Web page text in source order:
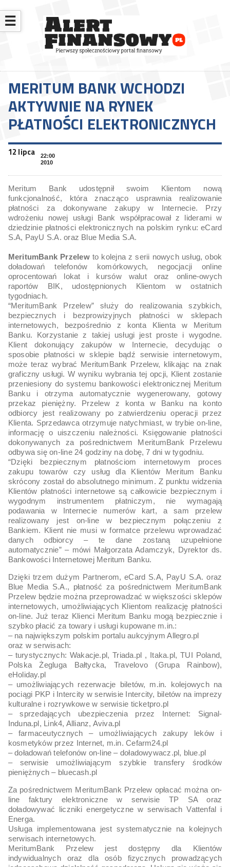
☰
MERITUM BANK WCHODZI
AKTYWNIE NA RYNEK
PŁATNOŚCI ELEKTRONICZNYCH
12 lipca
22:00
2010
Meritum Bank udostępnił swoim Klientom nową
funkcjonalność, która znacząco usprawnia realizowanie
płatności za dokonywane zakupy w Internecie. Przy
wdrożeniu nowej usługi Bank współpracował z liderami w
dziedzinie płatności elektronicznych na polskim rynku: eCard
S.A, PayU S.A. oraz Blue Media S.A.
MeritumBank Przelewto kolejna z serii nowych usług, obok
doładowań telefonów komórkowych, negocjacji online
oprocentowań lokat i kursów walut oraz online-owych
raportów BIK, udostępnionych Klientom w ostatnich
tygodniach.
“MeritumBank Przelew” służy do realizowania szybkich,
bezpiecznych i bezprowizyjnych płatności w sklepach
internetowych, bezpośrednio z konta Klienta w Meritum
Banku. Korzystanie z takiej usługi jest proste i wygodne.
Klient dokonujący zakupów w Internecie, decydując o
sposobie płatności w sklepie bądź serwisie internetowym,
może teraz wybrać MeritumBank Przelew, klikając na znak
graficzny usługi. W wyniku wybrania tej opcji, Klient zostanie
przeniesiony do systemu bankowości elektronicznej Meritum
Banku i otrzyma automatycznie wygenerowany, gotowy
przekaz pieniężny. Przelew z konta w Banku na konto
odbiorcy jest realizowany po zatwierdzeniu operacji przez
Klienta. Sprzedawca otrzymuje natychmiast, w trybie on-line,
informację o uiszczeniu należności. Księgowanie płatności
dokonywanych za pośrednictwem MeritumBank Przelewu
odbywa się on-line 24 godziny na dobę, 7 dni w tygodniu.
“Dzięki bezpiecznym płatnościom internetowym proces
zakupu towarów czy usług dla Klientów Meritum Banku
skrócony został do absolutnego minimum. Z punktu widzenia
Klientów płatności internetowe są całkowicie bezpiecznym i
wygodnym instrumentem płatniczym, nie wymagają
podawania w Internecie numerów kart, a sam przelew
realizowany jest on-line w bezpiecznym połączeniu z
Bankiem. Klient nie musi w formatce przelewu wprowadzać
danych odbiorcy – te dane zostaną uzupełnione
automatycznie” – mówi Małgorzata Adamczyk, Dyrektor ds.
Bankowości Internetowej Meritum Banku.
Dzięki trzem dużym Partnerom, eCard S.A, PayU S.A. oraz
Blue Media S.A., płatność za pośrednictwem MeritumBank
Przelew będzie można przeprowadzać w większości sklepów
internetowych, umożliwiających Klientom realizację płatności
on-line. Już teraz Klienci Meritum Banku mogą bezpiecznie i
szybko płacić za towary i usługi kupowane m.in.:
– na największym polskim portalu aukcyjnym Allegro.pl
oraz w serwisach:
– turystycznych: Wakacje.pl, Triada.pl , Itaka.pl, TUI Poland,
Polska Żegluga Bałtycka, Travelovo (Grupa Rainbow),
eHoliday.pl
– umożliwiających rezerwacje biletów, m.in. kolejowych na
pociągi PKP i Intercity w serwisie Intercity, biletów na imprezy
kulturalne i rozrywkowe w serwisie ticketpro.pl
– sprzedających ubezpieczenia przez Internet: Signal-
Induna.pl, Link4, Allianz, Aviva.pl
– farmaceutycznych – umożliwiających zakupy leków i
kosmetyków przez Internet, m.in. Cefarm24.pl
– doładowań telefonów on-line – doładowywacz.pl, blue.pl
– serwisie umożliwiającym szybkie transfery środków
pieniężnych – bluecash.pl
Za pośrednictwem MeritumBank Przelew opłacać można on-
line faktury elektroniczne w serwisie TP SA oraz
doładowywać liczniki energetyczne w serwisach Vattenfal i
Energa.
Usługa implementowana jest systematycznie na kolejnych
serwisach internetowych.
MeritumBank Przelew jest dostępny dla Klientów
indywidualnych oraz dla osób fizycznych prowadzących